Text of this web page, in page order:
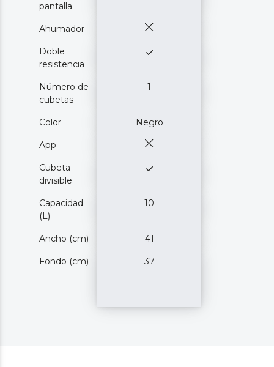
pantalla
Ahumador
Doble
resistencia
Número de
cubetas
1
Color Negro
App
Cubeta
divisible
Capacidad
(L)
10
Ancho (cm) 41
Fondo (cm) 37